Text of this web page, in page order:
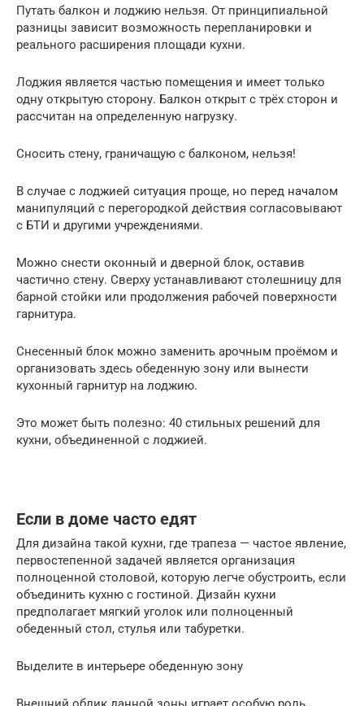
Путать балкон и лоджию нельзя. От принципиальной
разницы зависит возможность перепланировки и
реального расширения площади кухни.
Лоджия является частью помещения и имеет только
одну открытую сторону. Балкон открыт с трёх сторон и
рассчитан на определенную нагрузку.
Сносить стену, граничащую с балконом, нельзя!
В случае с лоджией ситуация проще, но перед началом
манипуляций с перегородкой действия согласовывают
с БТИ и другими учреждениями.
Можно снести оконный и дверной блок, оставив
частично стену. Сверху устанавливают столешницу для
барной стойки или продолжения рабочей поверхности
гарнитура.
Снесенный блок можно заменить арочным проёмом и
организовать здесь обеденную зону или вынести
кухонный гарнитур на лоджию.
Это может быть полезно: 40 стильных решений для
кухни, объединенной с лоджией.
Если в доме часто едят
Для дизайна такой кухни, где трапеза — частое явление,
первостепенной задачей является организация
полноценной столовой, которую легче обустроить, если
объединить кухню с гостиной. Дизайн кухни
предполагает мягкий уголок или полноценный
обеденный стол, стулья или табуретки.
Выделите в интерьере обеденную зону